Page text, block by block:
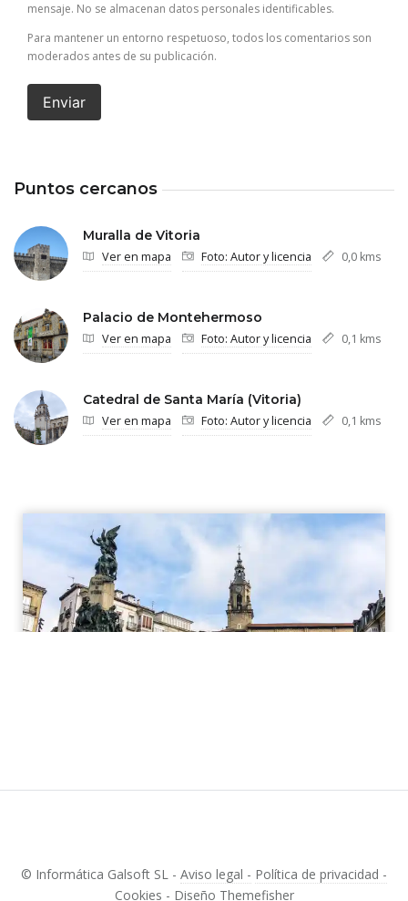
mensaje. No se almacenan datos personales identificables.
Para mantener un entorno respetuoso, todos los comentarios son
moderados antes de su publicación.
Enviar
Puntos cercanos
Muralla de Vitoria
Ver en mapa Foto: Autor y licencia 0,0 kms
Palacio de Montehermoso
Ver en mapa Foto: Autor y licencia 0,1 kms
Catedral de Santa María (Vitoria)
Ver en mapa Foto: Autor y licencia 0,1 kms
© Informática Galsoft SL - Aviso legal - Política de privacidad -
Cookies - Diseño Themefisher